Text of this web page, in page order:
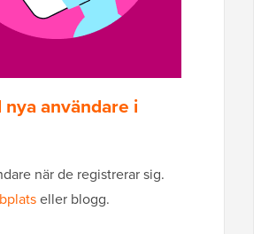
användare i
när de registrerar sig.
eller blogg.